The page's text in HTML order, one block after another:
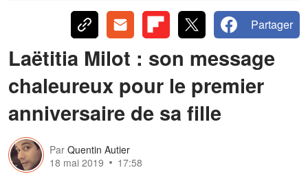
Partager
Laëtitia Milot : son message
chaleureux pour le premier
anniversaire de sa fille
Par Quentin Autier
18 mai 2019
17:58